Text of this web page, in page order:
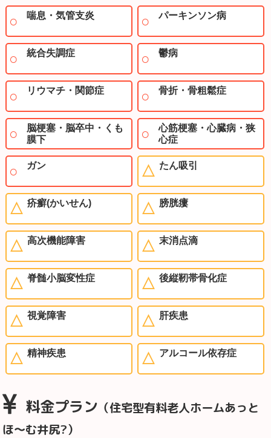
喘息・気管支炎 パーキンソン病
統合失調症 鬱病
リウマチ・関節症 骨折・骨粗鬆症
脳梗塞・脳卒中・くも
膜下
心筋梗塞・心臓病・狭
心症
ガン たん吸引
疥癬(かいせん) 膀胱瘻
高次機能障害 末消点滴
脊髄小脳変性症 後縦靭帯骨化症
視覚障害 肝疾患
精神疾患 アルコール依存症
料金プラン （住宅型有料老人ホームあっと
ほ～む井尻?）